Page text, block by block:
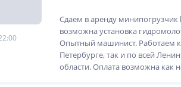
Сдаем в аренду минипогрузчик
возможна установка
Опытный машинист. Работаем
Петербурге, так и по всей
области. Оплата возможна как